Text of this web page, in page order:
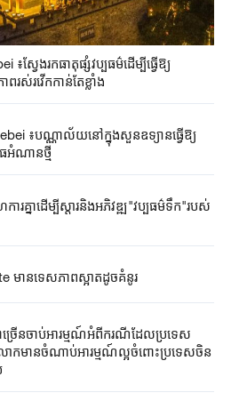
៖ស្វែងរកធាតុផ្សំវប្បធម៌ដើម្បីធ្វើឱ្យ
ស់រវើកកាន់តែខ្លាំង
៖បណ្ណាល័យនៅក្នុងសួនឧទ្យានធ្វើឱ្យ
អំណានថ្មី
ារគ្នាដើម្បីស្តារនិងអភិវឌ្ឍ"វប្បធម៌ទឹក"របស់
មានទេសភាពស្អាតដូចគំនូរ
ាច្រើនចាប់អារម្មណ៍អំពីករណីដែលប្រទេស
ោកមានចំណាប់អារម្មណ៍ល្អចំពោះប្រទេសចិន